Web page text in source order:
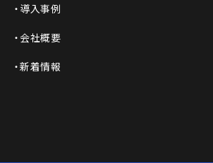
導入事例
会社概要
新着情報